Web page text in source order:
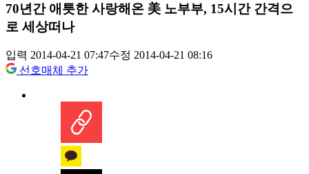
70년간 애틋한 사랑해온 美 노부부, 15시간 간격으
로 세상떠나
입력 2014-04-21 07:47수정 2014-04-21 08:16
선호매체 추가